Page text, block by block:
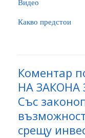
Видео
Какво предстои
Коментар
НА ЗАКОНА
Със
срещу